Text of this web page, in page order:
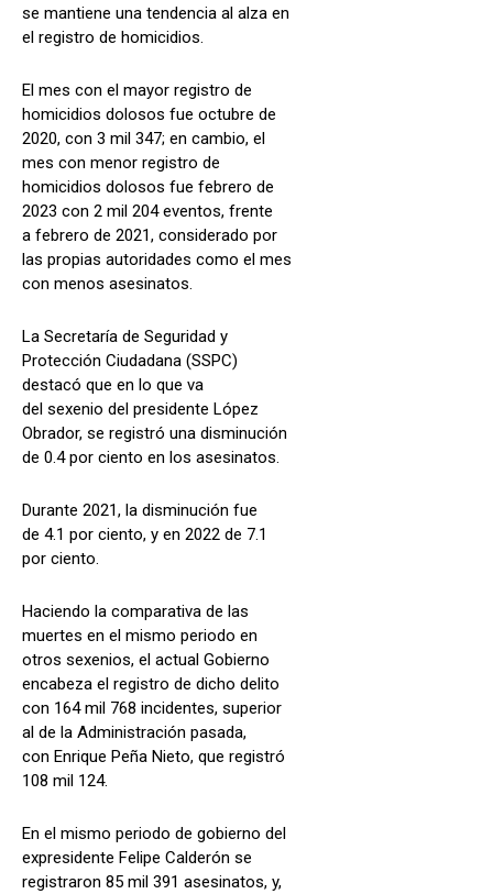
se mantiene una tendencia al alza en
el registro de homicidios.
El mes con el mayor registro de
homicidios dolosos fue octubre de
2020, con 3 mil 347; en cambio, el
mes con menor registro de
homicidios dolosos fue febrero de
2023 con 2 mil 204 eventos, frente
a febrero de 2021, considerado por
las propias autoridades como el mes
con menos asesinatos.
La Secretaría de Seguridad y
Protección Ciudadana (SSPC)
destacó que en lo que va
del sexenio del presidente López
Obrador, se registró una disminución
de 0.4 por ciento en los asesinatos.
Durante 2021, la disminución fue
de 4.1 por ciento, y en 2022 de 7.1
por ciento.
Haciendo la comparativa de las
muertes en el mismo periodo en
otros sexenios, el actual Gobierno
encabeza el registro de dicho delito
con 164 mil 768 incidentes, superior
al de la Administración pasada,
con Enrique Peña Nieto, que registró
108 mil 124.
En el mismo periodo de gobierno del
expresidente Felipe Calderón se
registraron 85 mil 391 asesinatos, y,